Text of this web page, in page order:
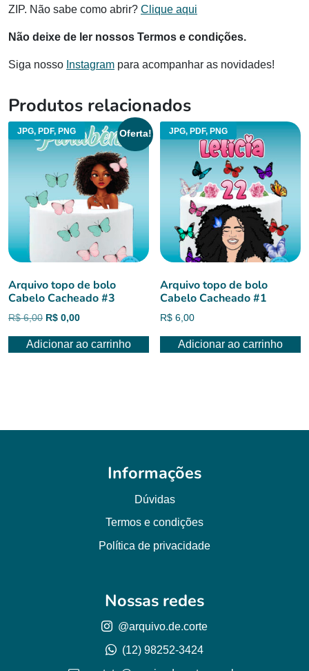
ZIP. Não sabe como abrir? Clique aqui
Não deixe de ler nossos Termos e condições.
Siga nosso Instagram para acompanhar as novidades!
Produtos relacionados
JPG, PDF, PNG Oferta!
Arquivo topo de bolo
Cabelo Cacheado #3
R$6,00 O
original
R$ 0,00O
atual
Adicionar ao carrinho
JPG, PDF, PNG
Arquivo topo de bolo
Cabelo Cacheado #1
R$ 6,00
Adicionar ao carrinho
Informações
Dúvidas
Termos e condições
Política de privacidade
Nossas redes
@arquivo.de.corte
(12) 98252-3424